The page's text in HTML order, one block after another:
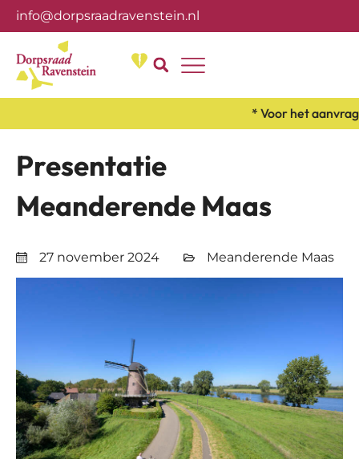
info@dorpsraadravenstein.nl
* Voor het
Presentatie
Meanderende Maas
27 november 2024 Meanderende Maas